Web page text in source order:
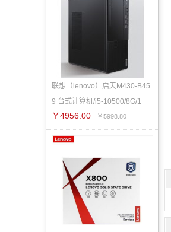
联想（lenovo）启天M430-B45
9 台式计算机/i5-10500/8G/1
￥4956.00 ￥5998.80